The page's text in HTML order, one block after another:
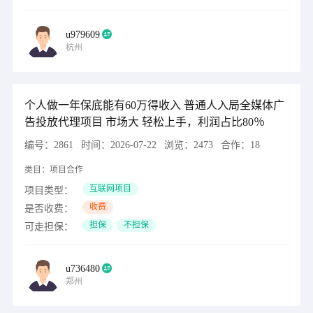
u979609
杭州
个人做一年保底能有60万得收入 普通人入局全媒体广
告投放代理项目 市场大 轻松上手，利润占比80％
编号： 2861 时间： 2026-07-22 浏览： 2473 合作： 18
类目： 项目合作
项目类型： 互联网项目
是否收费： 收费
可走担保： 担保 不担保
u736480
郑州